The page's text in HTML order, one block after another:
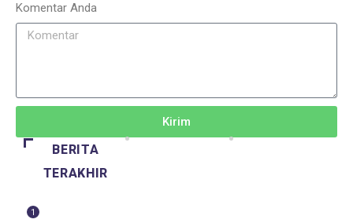
Komentar Anda
Kirim
BERITA
TERAKHIR
1